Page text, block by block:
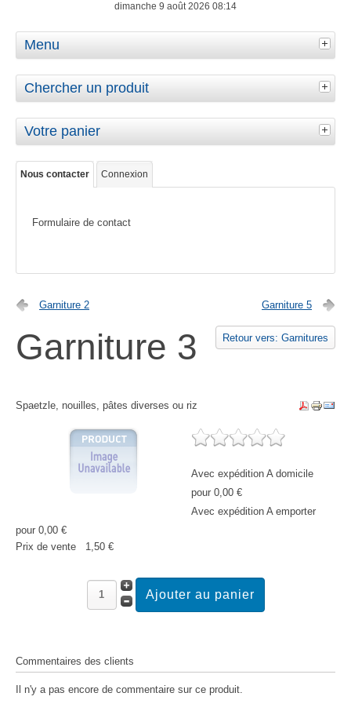
dimanche 9 août 2026 08:14
Menu
Chercher un produit
Votre panier
Nous contacter Connexion
Formulaire de contact
Garniture 2 Garniture 5
Retour vers: Garnitures
Garniture 3
Spaetzle, nouilles, pâtes diverses ou riz
Avec expédition A domicile
pour 0,00 €
Avec expédition A emporter
pour 0,00 €
Prix ​​de vente
1,50 €
Commentaires des clients
Il n'y a pas encore de commentaire sur ce produit.